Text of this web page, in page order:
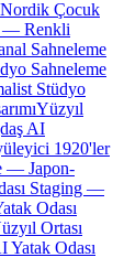
Çocuk
— Renkli
Sahneleme
Sahneleme
Stüdyo
Yüzyıl
AI
1920'ler
— Japon-
Staging —
Odası
Ortası
Yatak Odası